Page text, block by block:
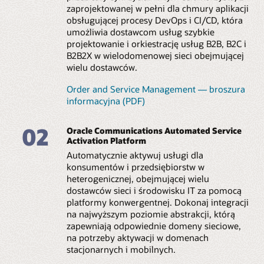
Oracle Unified Orchestration (PDF)
Raport Appledore Research: Wielodomenowa
orkiestracja usług na potrzeby automatyzacji
chmury telekomunikacyjnej
zaprojektowanej w pełni dla chmury aplikacji
obsługującej procesy DevOps i CI/CD, która
umożliwia dostawcom usług szybkie
projektowanie i orkiestrację usług B2B, B2C i
B2B2X w wielodomenowej sieci obejmującej
wielu dostawców.
Order and Service Management — broszura
informacyjna (PDF)
02
Oracle Communications Automated Service
Activation Platform
Automatycznie aktywuj usługi dla
konsumentów i przedsiębiorstw w
heterogenicznej, obejmującej wielu
dostawców sieci i środowisku IT za pomocą
platformy konwergentnej. Dokonaj integracji
na najwyższym poziomie abstrakcji, którą
zapewniają odpowiednie domeny sieciowe,
na potrzeby aktywacji w domenach
stacjonarnych i mobilnych.